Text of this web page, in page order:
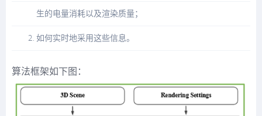
生的电量消耗以及渲染质量；
如何实时地采用这些信息。
算法框架如下图：